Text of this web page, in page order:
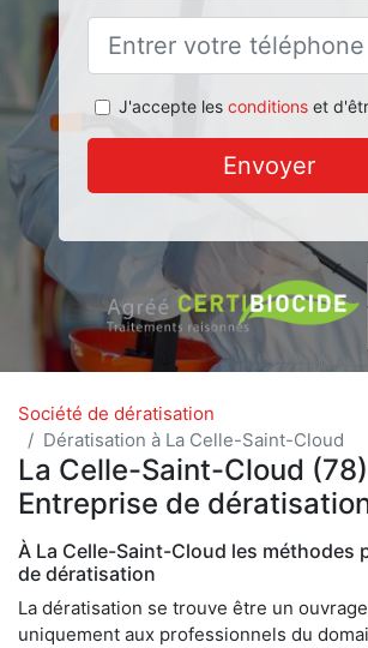
J'accepte les conditionset
Envoyer
Société de dératisation
Dératisation à La Celle-Saint-Cloud
La Celle-Saint-Cloud
Entreprise de
À La Celle-Saint-Cloud les méthodes
de dératisation
La dératisation se trouve être un
uniquement aux professionnels du